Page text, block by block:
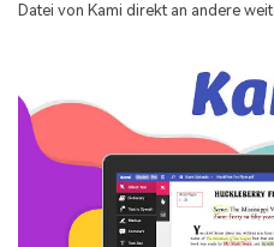
Datei von Kami direkt an andere